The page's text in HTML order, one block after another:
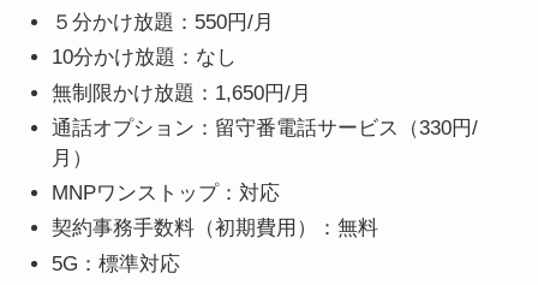
５分かけ放題：550円/月
10分かけ放題：なし
無制限かけ放題：1,650円/月
通話オプション：留守番電話サービス（330円/
月）
MNPワンストップ：対応
契約事務手数料（初期費用）：無料
5G：標準対応